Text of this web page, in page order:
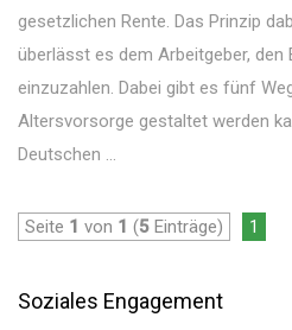
gesetzlichen Rente. Das Prinzip
überlässt es dem Arbeitgeber,
einzuzahlen. Dabei gibt es fünf
Altersvorsorge gestaltet werden
Deutschen ...
Seite 1 von 1 (5 Einträge) 1
Soziales Engagement